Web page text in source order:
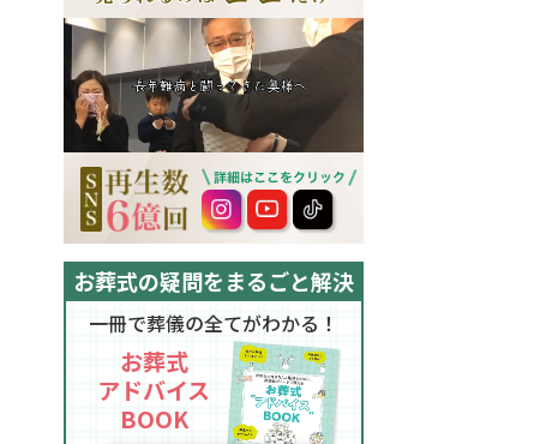
お葬式の疑問をまるごと解決
一冊で葬儀の全てがわかる！
お葬式
アドバイス
BOOK